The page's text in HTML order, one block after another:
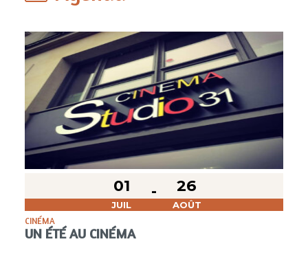
01
JUIL
26
AOÛT
CINÉMA
UN ÉTÉ AU CINÉMA